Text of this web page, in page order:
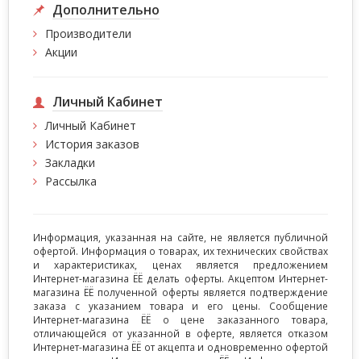
Дополнительно
Производители
Акции
Личный Кабинет
Личный Кабинет
История заказов
Закладки
Рассылка
Информация, указанная на сайте, не является публичной
офертой. Информация о товарах, их технических свойствах
и характеристиках, ценах является предложением
Интернет-магазина ЁЁ делать оферты. Акцептом Интернет-
магазина ЁЁ полученной оферты является подтверждение
заказа с указанием товара и его цены. Сообщение
Интернет-магазина ЁЁ о цене заказанного товара,
отличающейся от указанной в оферте, является отказом
Интернет-магазина ЁЁ от акцепта и одновременно офертой